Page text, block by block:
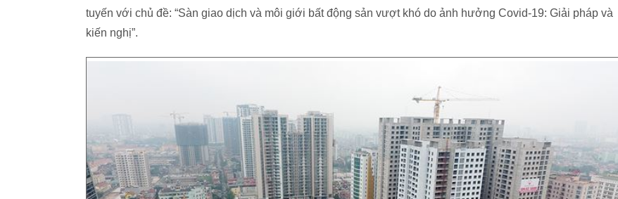
tuyến với chủ đề: “Sàn giao dịch và môi giới bất động sản vượt khó do ảnh hưởng Covid-19: Giải pháp và
kiến nghị”.